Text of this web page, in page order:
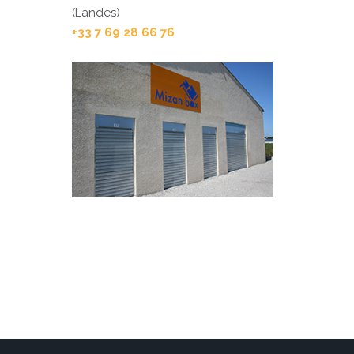
(Landes)
+33 7 69 28 66 76